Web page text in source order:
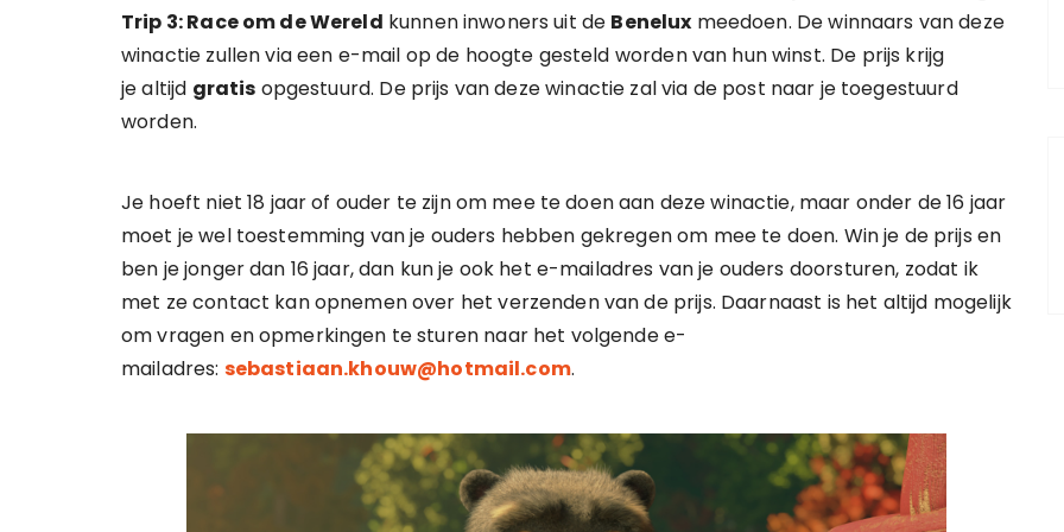
Trip 3: Race om de Wereld kunnen inwoners uit de Benelux meedoen. De winnaars van deze
winactie zullen via een e-mail op de hoogte gesteld worden van hun winst. De prijs krijg
je altijd gratis opgestuurd. De prijs van deze winactie zal via de post naar je toegestuurd
worden.
Je hoeft niet 18 jaar of ouder te zijn om mee te doen aan deze winactie, maar onder de 16 jaar
moet je wel toestemming van je ouders hebben gekregen om mee te doen. Win je de prijs en
ben je jonger dan 16 jaar, dan kun je ook het e-mailadres van je ouders doorsturen, zodat ik
met ze contact kan opnemen over het verzenden van de prijs. Daarnaast is het altijd mogelijk
om vragen en opmerkingen te sturen naar het volgende e-
mailadres: sebastiaan.khouw@hotmail.com.